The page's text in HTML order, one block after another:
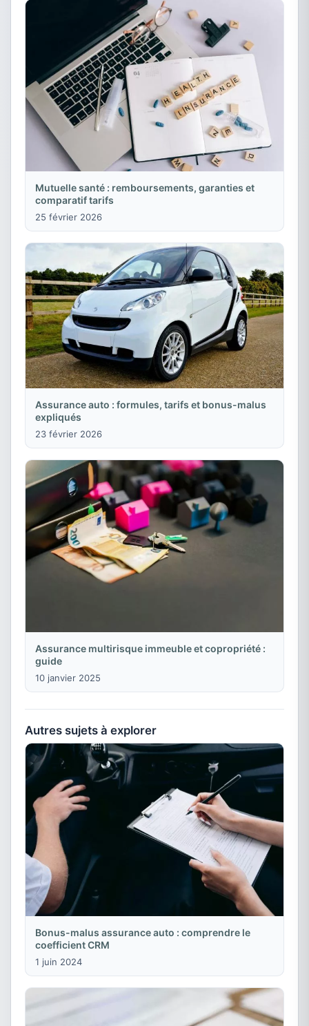
Mutuelle santé : remboursements, garanties et
comparatif tarifs
25 février 2026
Assurance auto : formules, tarifs et bonus-malus
expliqués
23 février 2026
Assurance multirisque immeuble et copropriété :
guide
10 janvier 2025
Autres sujets à explorer
Bonus-malus assurance auto : comprendre le
coefficient CRM
1 juin 2024